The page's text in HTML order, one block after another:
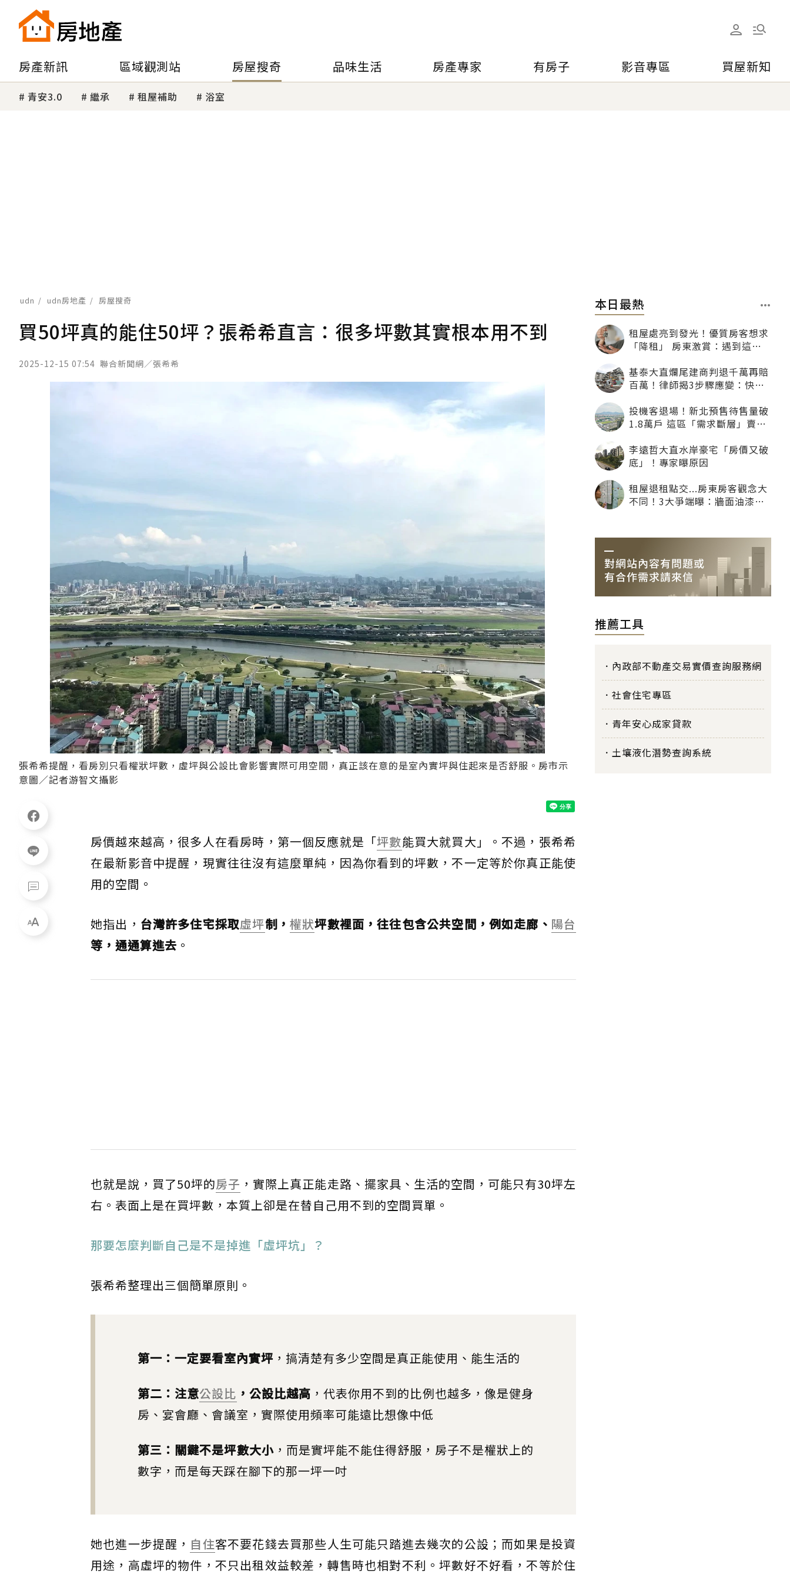
房產新訊 區域觀測站 房屋搜奇 品味生活 房產專家 有房子 影音專區 買屋新知
青安3.0 繼承 租屋補助 浴室
udn udn房地產 房屋搜奇
買50坪真的能住50坪？張希希直言：很多坪數其實根本用不到
2025-12-15 07:54 聯合新聞網／張希希
張希希提醒，看房別只看權狀坪數，虛坪與公設比會影響實際可用空間，真正該在意的是室內實坪與住起來是否舒服。房市示
意圖／記者游智文攝影
房價越來越高，很多人在看房時，第一個反應就是「坪數能買大就買大」。不過，張希希
在最新影音中提醒，現實往往沒有這麼單純，因為你看到的坪數，不一定等於你真正能使
用的空間。
她指出， 台灣許多住宅採取虛坪制， 權狀坪數裡面，往往包含公共空間，例如走廊、 陽台
等，通通算進去 。
也就是說，買了50坪的房子 ，實際上真正能走路、擺家具、生活的空間，可能只有30坪左
右。表面上是在買坪數，本質上卻是在替自己用不到的空間買單。
那要怎麼判斷自己是不是掉進「虛坪坑」？
張希希整理出三個簡單原則。
第一：一定要看室內實坪 ，搞清楚有多少空間是真正能使用、能生活的
第二：注意公設比 ，公設比越高 ，代表你用不到的比例也越多，像是健身
房、宴會廳、會議室，實際使用頻率可能遠比想像中低
第三：關鍵不是坪數大小，而是實坪能不能住得舒服，房子不是權狀上的
數字，而是每天踩在腳下的那一坪一吋
她也進一步提醒， 自住客不要花錢去買那些人生可能只踏進去幾次的公設；而如果是投資
用途，高虛坪的物件，不只出租效益較差，轉售時也相對不利。坪數好不好看，不等於住
本日最熱
租屋處亮到發光！優質房客想求
「降租」 房東激賞：遇到這種
基泰大直爛尾建商判退千萬再賠
百萬！律師揭3步驟應變：快通
投機客退場！新北預售待售量破
1.8萬戶 這區「需求斷層」賣壓
李遠哲大直水岸豪宅「房價又破
底」！專家曝原因
租屋退租點交...房東房客觀念大
不同！3大爭端曝：牆面油漆、
推薦工具
內政部不動產交易實價查詢服務網
社會住宅專區
青年安心成家貸款
土壤液化潛勢查詢系統